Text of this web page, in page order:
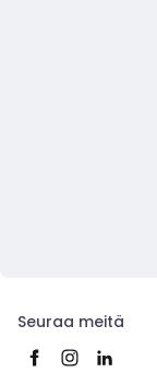
Seuraa meitä